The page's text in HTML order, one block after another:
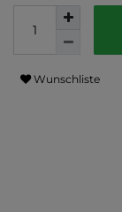
Wunschliste